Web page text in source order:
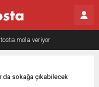
mola veriyor
da sokağa çıkabilecek